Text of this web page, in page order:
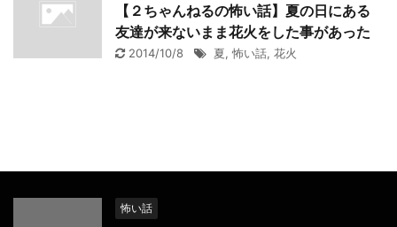
【２ちゃんねるの怖い話】夏の日にある
友達が来ないまま花火をした事があった
2014/10/8 夏, 怖い話, 花火
怖い話